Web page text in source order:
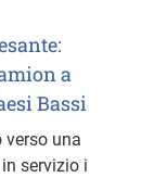
a
Bassi
verso una
servizio i